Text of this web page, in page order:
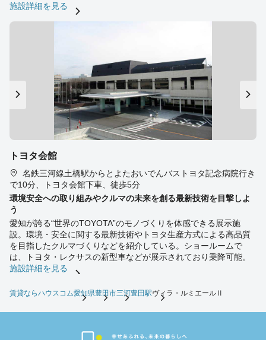
施設詳細を見る
トヨタ会館
名鉄三河線土橋駅からとよたおいでんバストヨタ記念病院行き
で10分、トヨタ会館下車、徒歩5分
環境安全への取り組みやクルマの未来を創る最新技術を目撃しよ
う
愛知が誇る“世界のTOYOTA”のモノづくりを体感できる展示施
設。環境・安全に関する最新技術やトヨタ生産方式による高品質
を目指したクルマづくりなどを紹介している。ショールームで
は、トヨタ・レクサスの新型車などが展示されており乗降可能。
施設詳細を見る
賃貸ならハウスコム愛知県豊田市三河豊田駅ヴィラ・ルミエールⅡ